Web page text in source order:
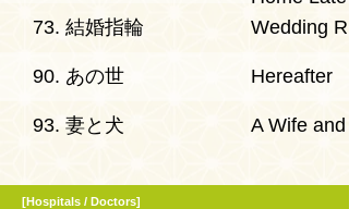
73. 結婚指輪
Wedding
90. あの世 Hereafter
93. 妻と犬 A Wife and
[Hospitals / Doctors]